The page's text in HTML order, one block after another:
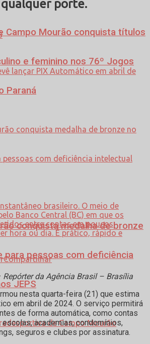
Campo Mourão conquista títulos
e feminino nos 76º Jogos
Paraná
conquista medalha de bronze
para pessoas com deficiência
JEPS
porte.
brasileiro. O meio de
Banco Central (BC) em que os
entre contas em poucos
hora ou dia. É prático, rápido e
Compartilhar
Repórter da Agência Brasil – Brasília
nesta quarta-feira (21) que estima
em abril de 2024. O serviço permitirá
de forma automática, como contas
academias, condomínios,
seguros e clubes por assinatura.